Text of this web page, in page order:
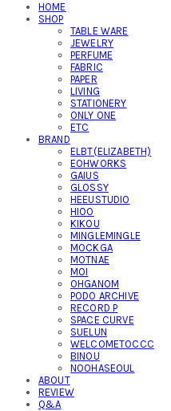
HOME
SHOP
TABLE WARE
JEWELRY
PERFUME
FABRIC
PAPER
LIVING
STATIONERY
ONLY ONE
ETC
BRAND
ELBT(ELIZABETH)
EOHWORKS
GAIUS
GLOSSY
HEEUSTUDIO
HIOO
KIKOU
MINGLEMINGLE
MOCKGA
MOTNAE
MOI
OHGANOM
PODO ARCHIVE
RECORD P
SPACE CURVE
SUELUN
WELCOMETOCCC
BINOU
NOOHASEOUL
ABOUT
REVIEW
Q&A